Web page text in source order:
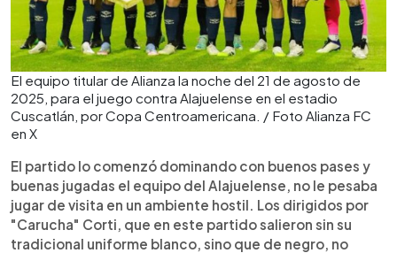
El equipo titular de Alianza la noche del 21 de agosto de
2025, para el juego contra Alajuelense en el estadio
Cuscatlán, por Copa Centroamericana. / Foto Alianza FC
en X
El partido lo comenzó dominando con buenos pases y
buenas jugadas el equipo del Alajuelense, no le pesaba
jugar de visita en un ambiente hostil. Los dirigidos por
"Carucha" Corti, que en este partido salieron sin su
tradicional uniforme blanco, sino que de negro, no